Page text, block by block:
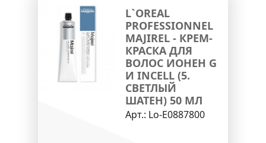
L`OREAL
PROFESSIONNEL
MAJIREL - КРЕМ-
КРАСКА ДЛЯ
ВОЛОС ИОНЕН G
И INCELL (5.
СВЕТЛЫЙ
ШАТЕН) 50 МЛ
Арт.: Lo-E0887800